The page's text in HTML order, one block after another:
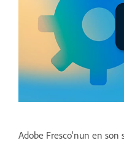
Adobe Fresco'nun en